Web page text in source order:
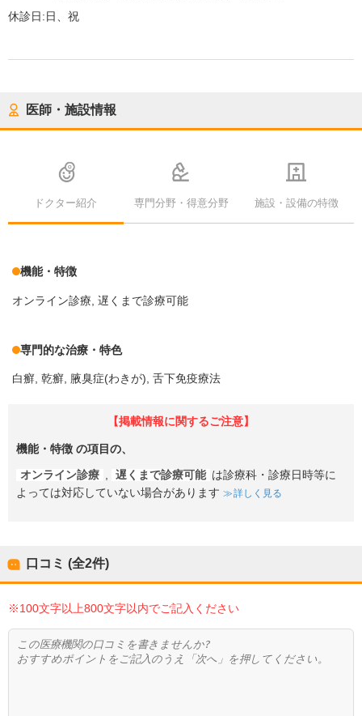
休診日:日、祝
医師・施設情報
ドクター紹介 専門分野・得意分野 施設・設備の特徴
機能・特徴
オンライン診療 遅くまで診療可能
専門的な治療・特色
白癬 乾癬 腋臭症(わきが) 舌下免疫療法
【掲載情報に関するご注意】
機能・特徴 の項目の、
オンライン診療 , 遅くまで診療可能 は診療科・診療日時等に
よっては対応していない場合があります
詳しく見る
口コミ (全2件)
※100文字以上800文字以内でご記入ください